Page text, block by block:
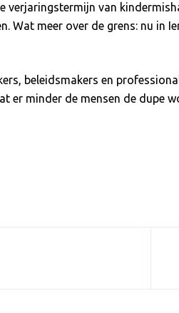
verjaringstermijn van
Wat meer over de grens: nu in
beleidsmakers en
minder de mensen de dupe